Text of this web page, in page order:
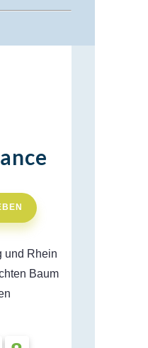
und Rhein
Baum